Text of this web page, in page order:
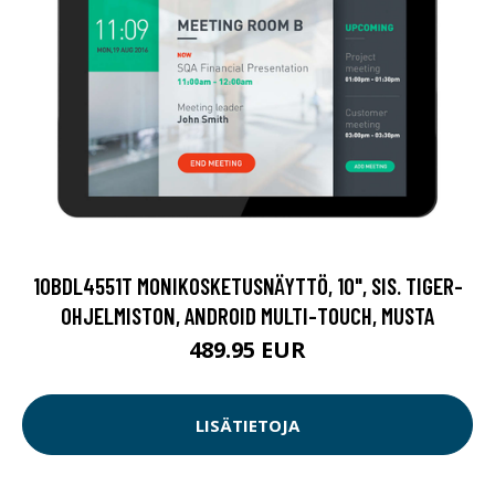
10BDL4551T MONIKOSKETUSNÄYTTÖ, 10", SIS. TIGER-
OHJELMISTON, ANDROID MULTI-TOUCH, MUSTA
489.95 EUR
LISÄTIETOJA